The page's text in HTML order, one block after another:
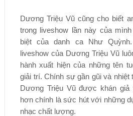
Dương Triệu Vũ cũng cho biết
trong liveshow lần này của
biệt của danh ca Như
liveshow của Dương Triệu Vũ
hành xuất hiện của những tên
giải trí. Chính sự gần gũi và nhiệt
Dương Triệu Vũ được khán
hơn chính là sức hút với những
nhạc chất lượng.